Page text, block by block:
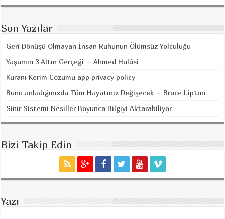
Son Yazılar
Geri Dönüşü Olmayan İnsan Ruhunun Ölümsüz Yolculuğu
Yaşamın 3 Altın Gerçeği – Ahmed Hulûsi
Kuranı Kerim Cozumu app privacy policy
Bunu anladığınızda Tüm Hayatınız Değişecek – Bruce Lipton
Sinir Sistemi Nesiller Boyunca Bilgiyi Aktarabiliyor
Bizi Takip Edin
Yazı